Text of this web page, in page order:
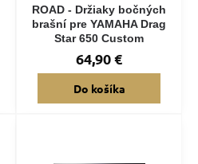
ROAD - Držiaky bočných
brašní pre YAMAHA Drag
Star 650 Custom
64,90 €
Do košíka